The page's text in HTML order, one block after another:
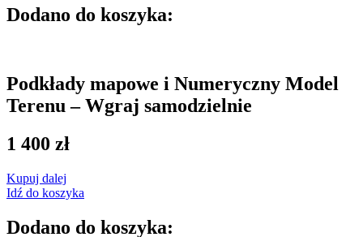
Dodano do koszyka:
Podkłady mapowe i Numeryczny Model
Terenu – Wgraj samodzielnie
1 400 zł
Kupuj dalej
Idź do koszyka
Dodano do koszyka: